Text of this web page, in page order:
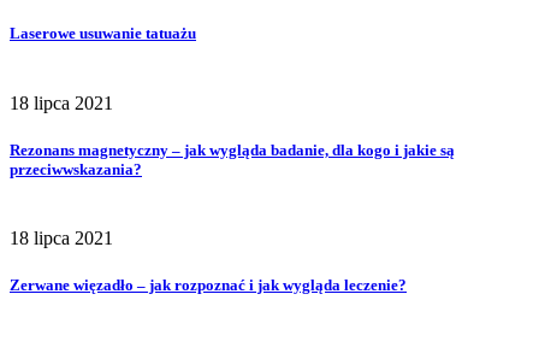
Laserowe usuwanie tatuażu
18 lipca 2021
Rezonans magnetyczny – jak wygląda badanie, dla kogo i jakie są
przeciwwskazania?
18 lipca 2021
Zerwane więzadło – jak rozpoznać i jak wygląda leczenie?